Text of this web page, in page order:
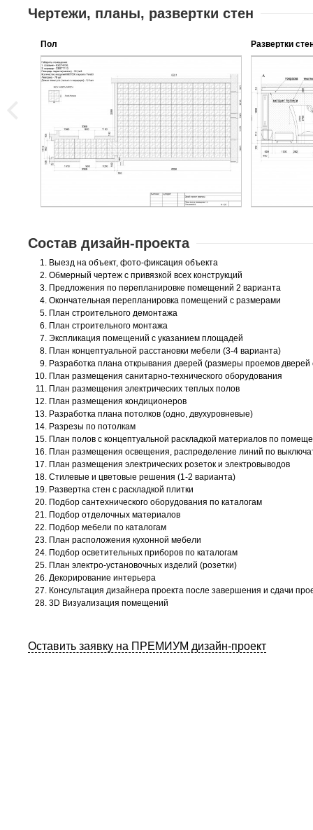
Чертежи, планы, развертки стен
Пол Развертки
Состав дизайн-проекта
Выезд на объект, фото-фиксация объекта
Обмерный чертеж с привязкой всех конструкций
Предложения по перепланировке помещений 2 варианта
Окончательная перепланировка помещений с размерами
План строительного демонтажа
План строительного монтажа
Экспликация помещений с указанием площадей
План концептуальной расстановки мебели (3-4 варианта)
Разработка плана открывания дверей (размеры проемов
План размещения санитарно-технического оборудования
План размещения электрических теплых полов
План размещения кондиционеров
Разработка плана потолков (одно, двухуровневые)
Разрезы по потолкам
План полов с концептуальной раскладкой материалов по
План размещения освещения, распределение линий по
План размещения электрических розеток и электровыводов
Стилевые и цветовые решения (1-2 варианта)
Развертка стен с раскладкой плитки
Подбор сантехнического оборудования по каталогам
Подбор отделочных материалов
Подбор мебели по каталогам
План расположения кухонной мебели
Подбор осветительных приборов по каталогам
План электро-установочных изделий (розетки)
Декорирование интерьера
Консультация дизайнера проекта после завершения и сдачи
3D Визуализация помещений
Оставить заявку на ПРЕМИУМ дизайн-проект